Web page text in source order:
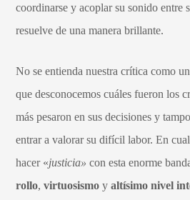
coordinarse y acoplar su sonido entre
resuelve de una manera brillante.
No se entienda nuestra crítica como
que desconocemos cuáles fueron los
más pesaron en sus decisiones y
entrar a valorar su difícil labor. En
hacer «justicia» con esta enorme
rollo,virtuosismo yaltísimo nivel